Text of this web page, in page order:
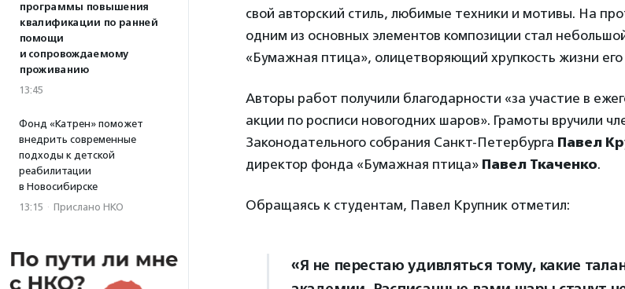
программы повышения
квалификации по ранней
помощи
и сопровождаемому
проживанию
13:45
Фонд «Катрен» поможет
внедрить современные
подходы к детской
реабилитации
в Новосибирске
13:15 · Прислано НКО
свой авторский стиль, любимые техники и мотивы. На
одним из основных элементов композиции стал
«Бумажная птица», олицетворяющий хрупкость жизни
Авторы работ получили благодарности «за участие в
акции по росписи новогодних шаров». Грамоты вручили
Законодательного собрания Санкт-Петербурга Павел
директор фонда «Бумажная птица» Павел Ткаченко.
Обращаясь к студентам, Павел Крупник отметил:
«Я не перестаю удивляться тому, какие